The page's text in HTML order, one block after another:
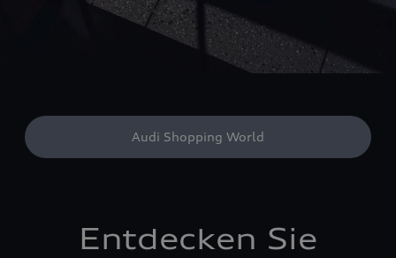
Audi Shopping World
Entdecken Sie